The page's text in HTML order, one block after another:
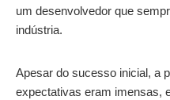
um desenvolvedor que
indústria.
Apesar do sucesso inicial, a
expectativas eram imensas,